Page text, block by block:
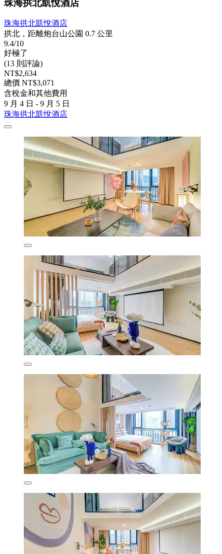
珠海拱北凱悅酒店
珠海拱北凱悅酒店
拱北，距離炮台山公園 0.7 公里
9.4/10
好極了
(13 則評論)
NT$2,634
總價 NT$3,071
含稅金和其他費用
9 月 4 日 - 9 月 5 日
珠海拱北凱悅酒店